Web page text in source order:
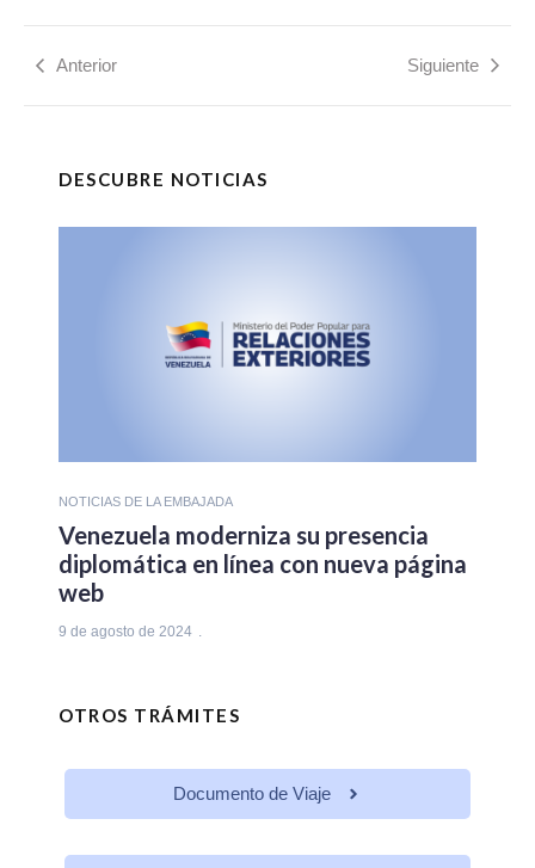
Anterior Siguiente
DESCUBRE NOTICIAS
NOTICIAS DE LA EMBAJADA
Venezuela moderniza su presencia
diplomática en línea con nueva página
web
9 de agosto de 2024
OTROS TRÁMITES
Documento de Viaje